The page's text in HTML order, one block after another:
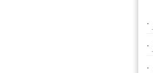
·
·
·